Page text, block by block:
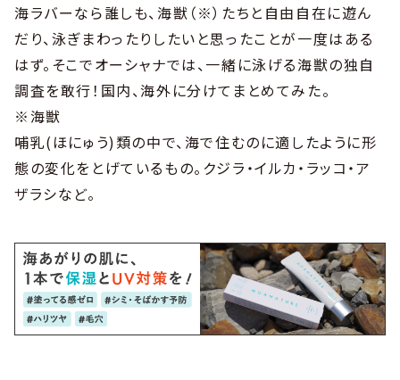
海ラバーなら誰しも、海獣（※）たちと自由自在に遊ん
だり、泳ぎまわったりしたいと思ったことが一度はある
はず。そこでオーシャナでは、一緒に泳げる海獣の独自
調査を敢行！国内、海外に分けてまとめてみた。
※海獣
哺乳(ほにゅう)類の中で、海で住むのに適したように形
態の変化をとげているもの。クジラ・イルカ・ラッコ・ア
ザラシなど。